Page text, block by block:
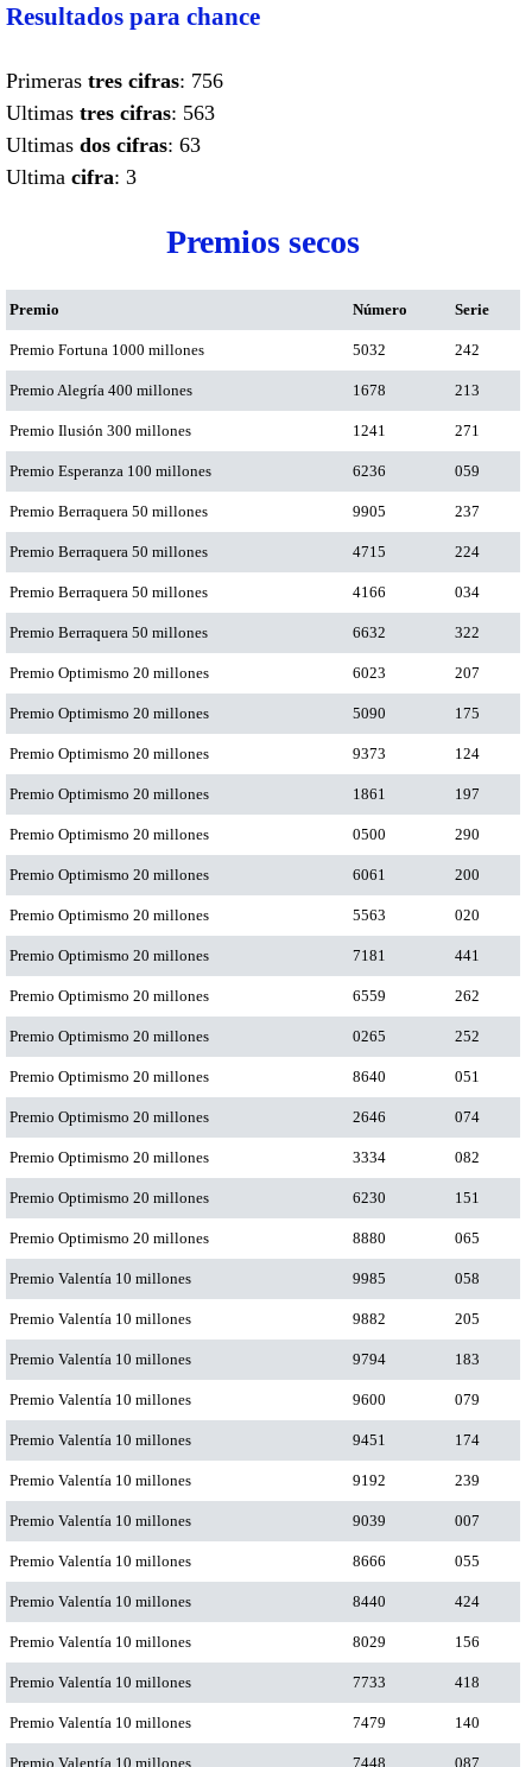
Resultados para chance
Primeras tres cifras: 756
Ultimas tres cifras: 563
Ultimas dos cifras: 63
Ultima cifra: 3
Premios secos
Premio Número Serie
Premio Fortuna 1000 millones 5032 242
Premio Alegría 400 millones 1678 213
Premio Ilusión 300 millones 1241 271
Premio Esperanza 100 millones 6236 059
Premio Berraquera 50 millones 9905 237
Premio Berraquera 50 millones 4715 224
Premio Berraquera 50 millones 4166 034
Premio Berraquera 50 millones 6632 322
Premio Optimismo 20 millones 6023 207
Premio Optimismo 20 millones 5090 175
Premio Optimismo 20 millones 9373 124
Premio Optimismo 20 millones 1861 197
Premio Optimismo 20 millones 0500 290
Premio Optimismo 20 millones 6061 200
Premio Optimismo 20 millones 5563 020
Premio Optimismo 20 millones 7181 441
Premio Optimismo 20 millones 6559 262
Premio Optimismo 20 millones 0265 252
Premio Optimismo 20 millones 8640 051
Premio Optimismo 20 millones 2646 074
Premio Optimismo 20 millones 3334 082
Premio Optimismo 20 millones 6230 151
Premio Optimismo 20 millones 8880 065
Premio Valentía 10 millones 9985 058
Premio Valentía 10 millones 9882 205
Premio Valentía 10 millones 9794 183
Premio Valentía 10 millones 9600 079
Premio Valentía 10 millones 9451 174
Premio Valentía 10 millones 9192 239
Premio Valentía 10 millones 9039 007
Premio Valentía 10 millones 8666 055
Premio Valentía 10 millones 8440 424
Premio Valentía 10 millones 8029 156
Premio Valentía 10 millones 7733 418
Premio Valentía 10 millones 7479 140
Premio Valentía 10 millones 7448 087